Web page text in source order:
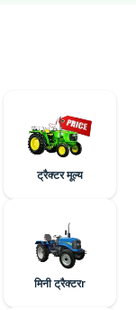
ट्रैक्टर मूल्य
मिनी ट्रैक्टरr